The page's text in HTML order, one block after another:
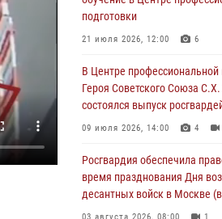
06 августа 2026, 08:30
мужчину, устроившего дебош
конторе (Видео)
05 августа 2026, 12:39 1
безопасность проведения
Кубка России (Видео)
05 августа 2026, 12:35 1
подготовки
21 июля 2026, 12:00 6
В Центре профессиональной
Героя Советского Союза
состоялся выпуск
09 июля 2026, 14:00 4
Росгвардия обеспечила
время празднования Дня
десантных войск в Москве